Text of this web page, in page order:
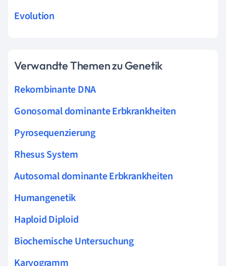
Evolution
Verwandte Themen zu Genetik
Rekombinante DNA
Gonosomal dominante Erbkrankheiten
Pyrosequenzierung
Rhesus System
Autosomal dominante Erbkrankheiten
Humangenetik
Haploid Diploid
Biochemische Untersuchung
Karyogramm